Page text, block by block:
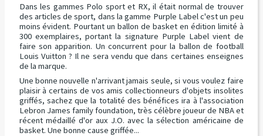
Dans les gammes Polo sport et RX, il était normal de trouver
des articles de sport, dans la gamme Purple Label c'est un peu
moins évident. Pourtant un ballon de basket en édition limité à
300 exemplaires, portant la signature Purple Label vient de
faire son apparition. Un concurrent pour la ballon de football
Louis Vuitton ? Il ne sera vendu que dans certaines enseignes
de la marque.
Une bonne nouvelle n'arrivant jamais seule, si vous voulez faire
plaisir à certains de vos amis collectionneurs d'objets insolites
griffés, sachez que la totalité des bénéfices ira à l'association
Lebron James family foundation, très célèbre joueur de NBA et
récent médaillé d'or aux J.O. avec la sélection américaine de
basket. Une bonne cause griffée...